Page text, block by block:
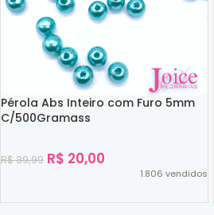
Pérola Abs Inteiro com Furo 5mm
C/500Gramass
R$39,99 R$ 20,00
1.806 vendidos